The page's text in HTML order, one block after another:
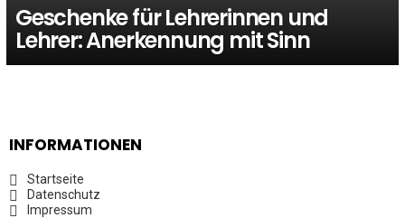
Geschenke für Lehrerinnen und
Lehrer: Anerkennung mit Sinn
INFORMATIONEN
Startseite
Datenschutz
Impressum